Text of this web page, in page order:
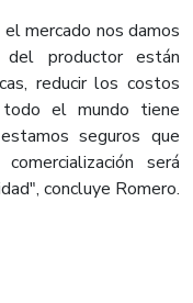
mercado nos damos
productor están
reducir los costos
el mundo tiene
seguros que
será
concluye Romero.